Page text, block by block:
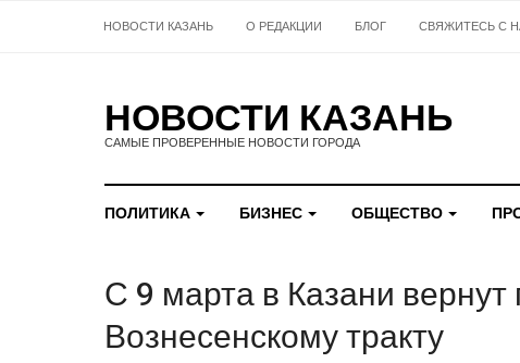
НОВОСТИ КАЗАНЬ О РЕДАКЦИИ БЛОГ СВЯЖИТЕСЬ С
НОВОСТИ КАЗАНЬ
САМЫЕ ПРОВЕРЕННЫЕ НОВОСТИ ГОРОДА
ПОЛИТИКА БИЗНЕС ОБЩЕСТВО
С 9 марта в Казани вернут
Вознесенскому тракту